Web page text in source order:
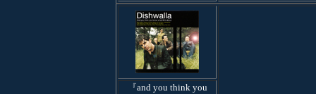
『and you think you